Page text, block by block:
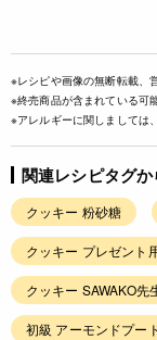
※レシピや画像の無断転載、
※終売商品が含まれている可
※アレルギーに関しましては
関連レシピタグ
クッキー 粉砂糖
クッキー プレゼント
クッキー SAWAKO先
初級 アーモンドプー